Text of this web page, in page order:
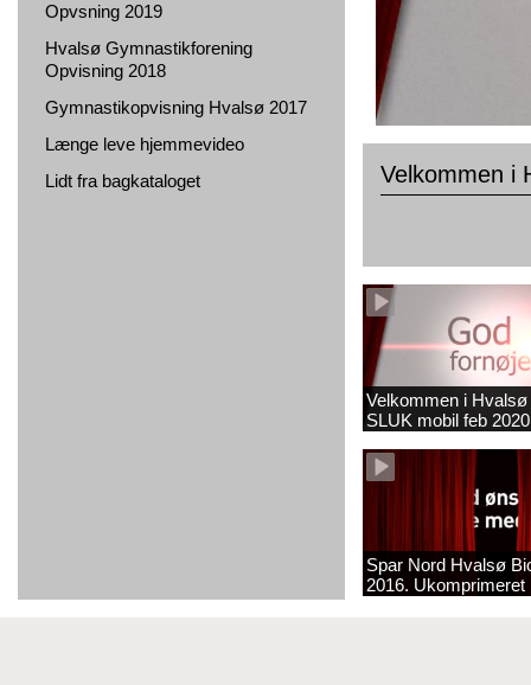
Opvsning 2019
Hvalsø Gymnastikforening
Opvisning 2018
Gymnastikopvisning Hvalsø 2017
Længe leve hjemmevideo
Lidt fra bagkataloget
Velkommen i
Velkommen i
SLUK mobil feb 2020
Spar Nord Hvalsø
2016. Ukomprimeret